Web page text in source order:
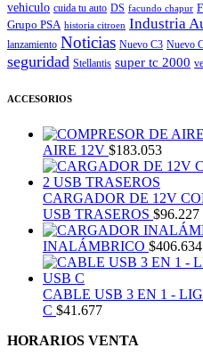
vehiculo cuida tu auto DS facundo chapur
Grupo PSA historia citroen Industria
lanzamiento Noticias Nuevo C3 Nuevo
seguridad Stellantis super tc 2000
ACCESORIOS
AIRE 12V $183.053
CARGADOR DE 12V
USB TRASEROS $96.227
INALÁMBRICO $406.634
CABLE USB 3 EN 1 -
C $41.677
HORARIOS VENTA